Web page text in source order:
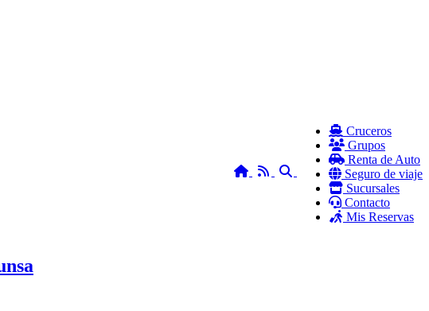
Cruceros
Grupos
Renta de Auto
Seguro de viaje
Sucursales
Contacto
Mis Reservas
HomeRSS Search